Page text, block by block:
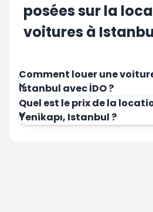
posées sur la
voitures à
Comment louer une
Istanbul avec İDO ?
Quel est le prix de la
Yenikapı, Istanbul ?